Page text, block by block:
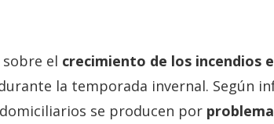
el crecimiento de los incendios
la temporada invernal. Según
se producen por